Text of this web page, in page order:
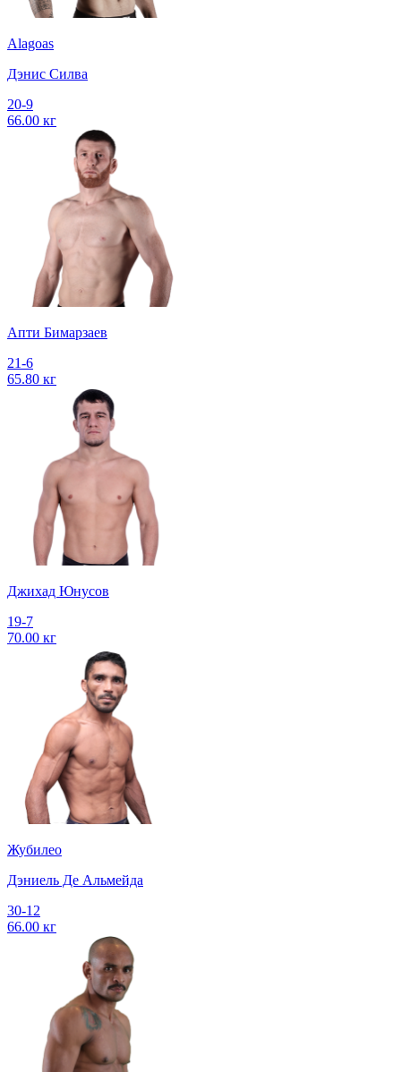
Alagoas
Дэнис Силва
20-9
66.00 кг
Апти Бимарзаев
21-6
65.80 кг
Джихад Юнусов
19-7
70.00 кг
Жубилео
Дэниель Де Альмейда
30-12
66.00 кг